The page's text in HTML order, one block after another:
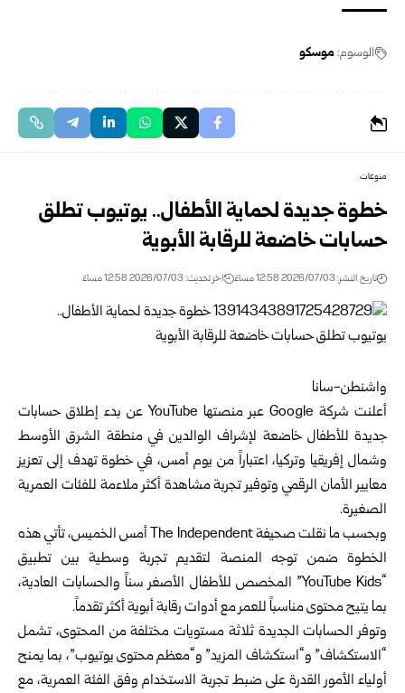
الوسوم: موسكو
منوعات
خطوة جديدة لحماية الأطفال.. يوتيوب تطلق
حسابات خاضعة للرقابة الأبوية
تاريخ النشر: 2026/07/03 12:58 مساءً اخر تحديث: 2026/07/03 12:58 مساءً
واشنطن-سانا
أعلنت شركة Google عبر منصتها YouTube عن بدء إطلاق حسابات
جديدة للأطفال خاضعة لإشراف الوالدين في منطقة الشرق الأوسط
وشمال إفريقيا وتركيا، اعتباراً من يوم أمس، في خطوة تهدف إلى تعزيز
معايير الأمان الرقمي وتوفير تجربة مشاهدة أكثر ملاءمة للفئات العمرية
الصغيرة.
وبحسب ما نقلت صحيفة The Independent أمس الخميس، تأتي هذه
الخطوة ضمن توجه المنصة لتقديم تجربة وسطية بين تطبيق
“YouTube Kids” المخصص للأطفال الأصغر سناً والحسابات العادية،
بما يتيح محتوى مناسباً للعمر مع أدوات رقابة أبوية أكثر تقدماً.
وتوفر الحسابات الجديدة ثلاثة مستويات مختلفة من المحتوى، تشمل
“الاستكشاف” و“استكشاف المزيد” و“معظم محتوى يوتيوب”، بما يمنح
أولياء الأمور القدرة على ضبط تجربة الاستخدام وفق الفئة العمرية، مع